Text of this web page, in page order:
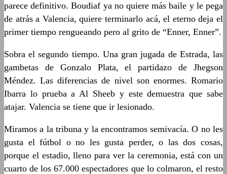
parece definitivo. Boudiaf ya no quiere más baile y le pega
de atrás a Valencia, quiere terminarlo acá, el eterno deja el
primer tiempo rengueando pero al grito de “Enner, Enner”.
Sobra el segundo tiempo. Una gran jugada de Estrada, las
gambetas de Gonzalo Plata, el partidazo de Jhegson
Méndez. Las diferencias de nivel son enormes. Romario
Ibarra lo prueba a Al Sheeb y este demuestra que sabe
atajar. Valencia se tiene que ir lesionado.
Miramos a la tribuna y la encontramos semivacía. O no les
gusta el fútbol o no les gusta perder, o las dos cosas,
porque el estadio, lleno para ver la ceremonia, está con un
cuarto de los 67.000 espectadores que lo colmaron, el resto